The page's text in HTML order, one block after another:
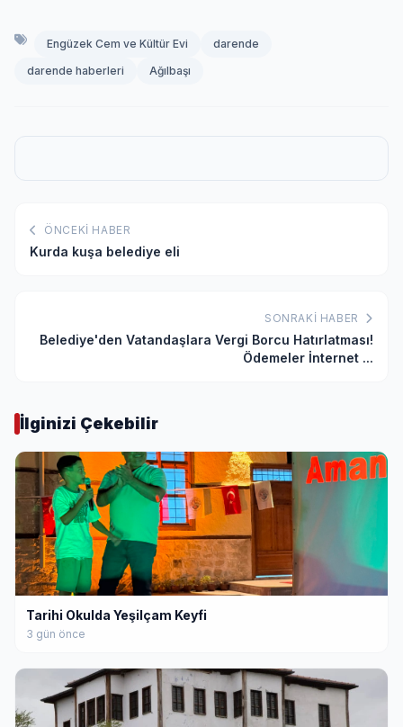
Engüzek Cem ve Kültür Evi
darende
darende haberleri
Ağılbaşı
ÖNCEKI HABER
Kurda kuşa belediye eli
SONRAKI HABER
Belediye'den Vatandaşlara Vergi Borcu Hatırlatması!
Ödemeler İnternet ...
İlginizi Çekebilir
Tarihi Okulda Yeşilçam Keyfi
3 gün önce